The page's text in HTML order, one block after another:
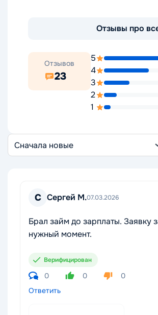
Отзывы про
Отзывов
23
5
4
3
2
1
С Сергей М.07.03.2026
Брал займ до зарплаты. Заявку
нужный момент.
Верифицирован
0 0
0
Ответить